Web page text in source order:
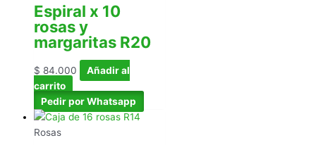
Espiral x 10
rosas y
margaritas R20
$ 84.000
Añadir al
carrito
Pedir por Whatsapp
Rosas